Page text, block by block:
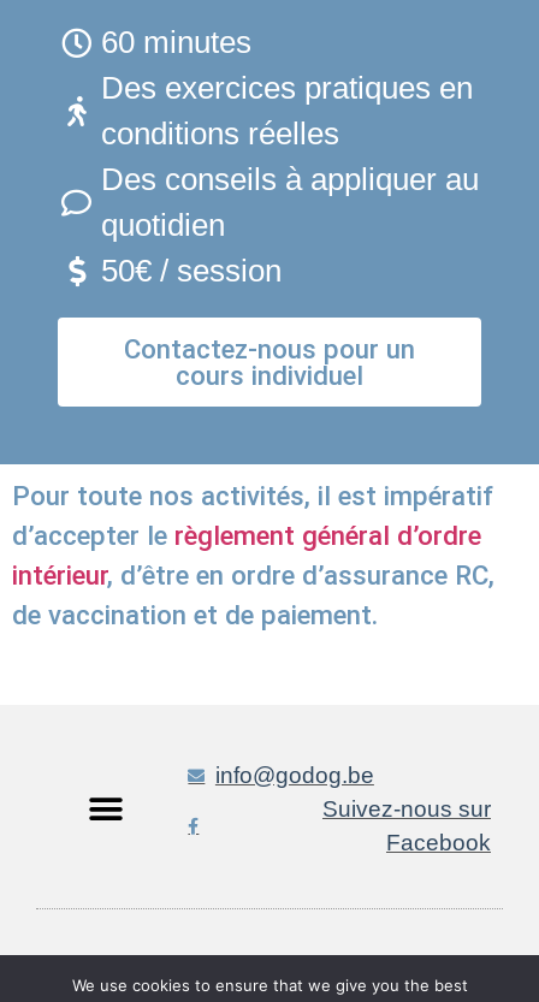
60 minutes
Des exercices pratiques en
conditions réelles
Des conseils à appliquer au
quotidien
50€ / session
Contactez-nous pour un
cours individuel
Pour toute nos activités, il est impératif
d’accepter le règlement général d’ordre
intérieur, d’être en ordre d’assurance RC,
de vaccination et de paiement.
info@godog.be
Suivez-nous sur
Facebook
Faites un don
We use cookies to ensure that we give you the best